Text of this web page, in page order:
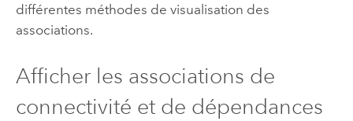
différentes méthodes de visualisation des
associations.
Afficher les associations de
connectivité et de dépendances